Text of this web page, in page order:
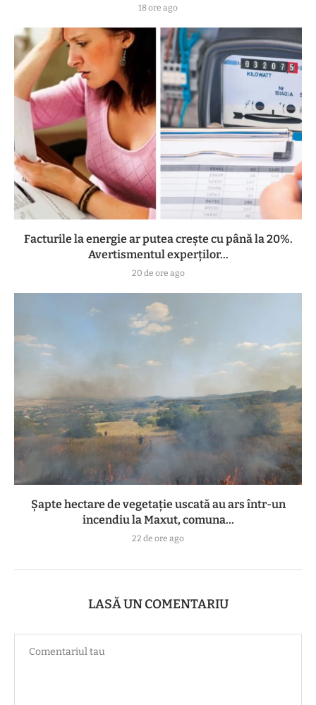
18 ore ago
Facturile la energie ar putea crește cu până la 20%.
Avertismentul experților...
20 de ore ago
Șapte hectare de vegetație uscată au ars într-un
incendiu la Maxut, comuna...
22 de ore ago
LASĂ UN COMENTARIU